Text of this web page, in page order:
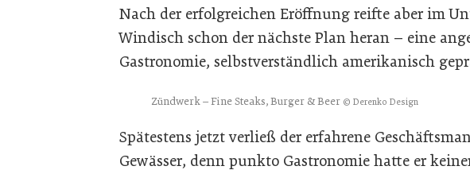
Nach der erfolgreichen Eröffnung reifte aber im
Windisch schon der nächste Plan heran – eine
Gastronomie, selbstverständlich amerikanisch
Zündwerk – Fine Steaks, Burger & Beer © Derenko Design
Spätestens jetzt verließ der erfahrene
Gewässer, denn punkto Gastronomie hatte er